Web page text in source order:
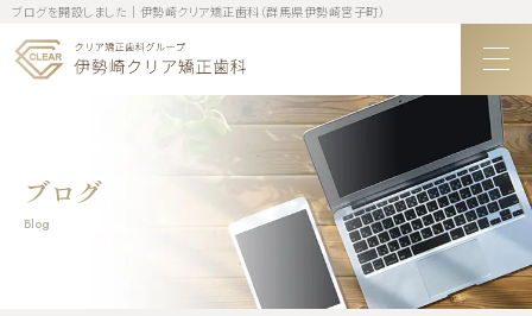
ブログを開設しました｜伊勢崎クリア矯正歯科（群馬県伊勢崎宮子町）
ブログ
Blog